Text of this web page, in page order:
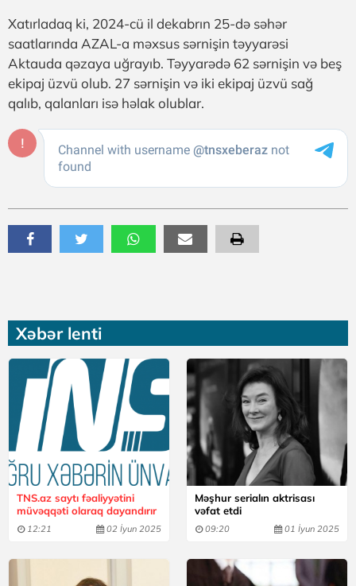
Xəbər lenti
TNS.az saytı fəaliyyətini
müvəqqəti olaraq dayandırır
12:21 02 İyun 2025
Məşhur serialın aktrisası
vəfat etdi
09:20 01 İyun 2025
Xatırladaq ki, 2024-cü il dekabrın 25-də səhər
saatlarında AZAL-a məxsus sərnişin təyyarəsi
Aktauda qəzaya uğrayıb. Təyyarədə 62 sərnişin və beş
ekipaj üzvü olub. 27 sərnişin və iki ekipaj üzvü sağ
qalıb, qalanları isə həlak olublar.